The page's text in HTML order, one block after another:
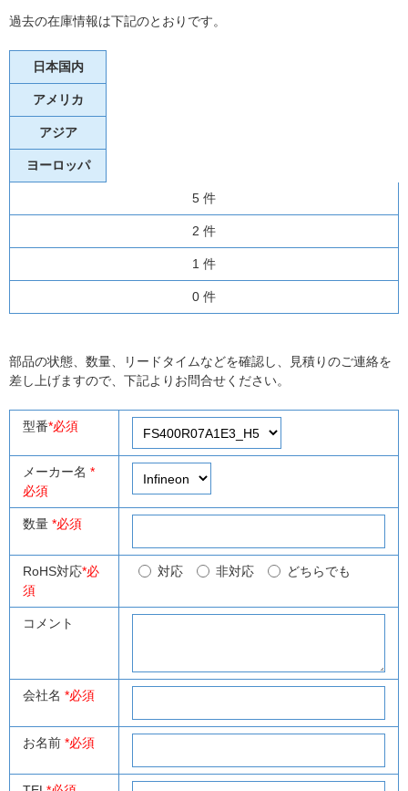
過去の在庫情報は下記のとおりです。
日本国内
アメリカ
アジア
ヨーロッパ
5 件
2 件
1 件
0 件
部品の状態、数量、リードタイムなどを確認し、見積りのご連絡を
差し上げますので、下記よりお問合せください。
型番*必須
メーカー名 *
必須
数量 *必須
RoHS対応*必
須
対応 非対応 どちらでも
コメント
会社名 *必須
お名前 *必須